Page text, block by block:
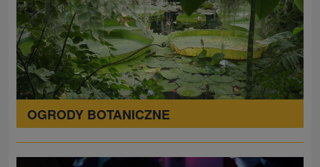
OGRODY BOTANICZNE